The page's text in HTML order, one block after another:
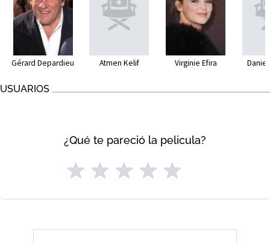
Gérard Depardieu Atmen Kelif Virginie Efira
USUARIOS
¿Qué te pareció la pelicula?